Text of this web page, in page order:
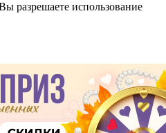
разрешаете использование